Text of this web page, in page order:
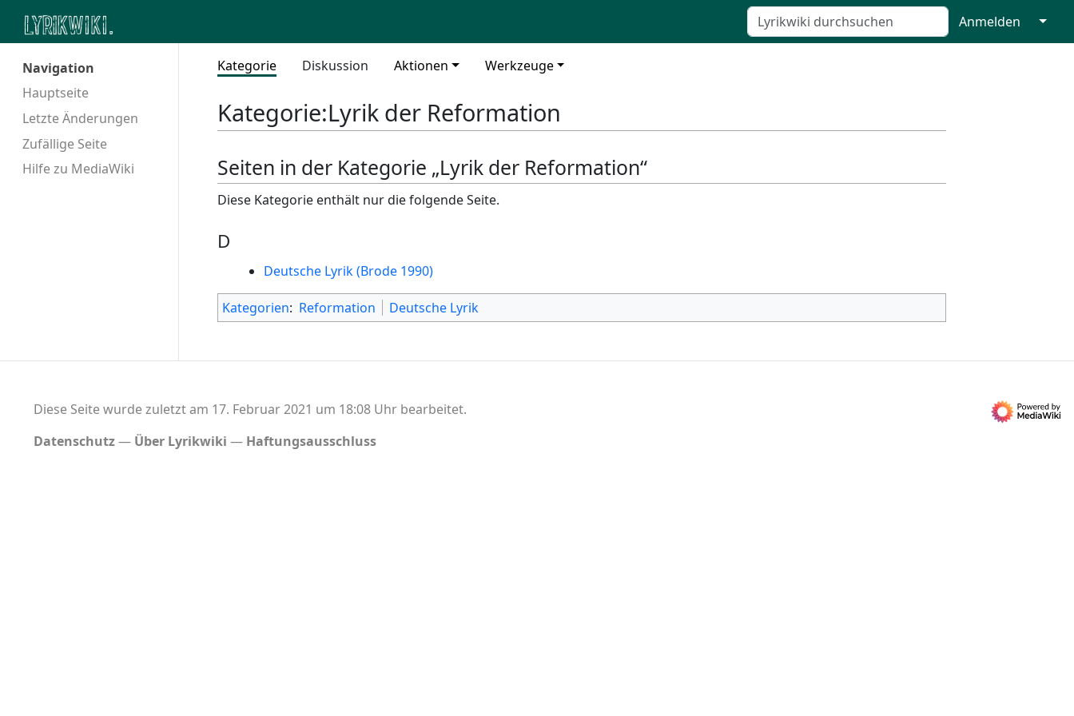
Anmelden ↓
Navigation
Hauptseite
Letzte Änderungen
Zufällige Seite
Hilfe zu MediaWiki
Kategorie Diskussion Aktionen Werkzeuge
Kategorie:Lyrik der Reformation
Seiten in der Kategorie „Lyrik der Reformation“
Diese Kategorie enthält nur die folgende Seite.
D
Deutsche Lyrik (Brode 1990)
Kategorien: Reformation Deutsche Lyrik
Diese Seite wurde zuletzt am 17. Februar 2021 um 18:08 Uhr bearbeitet.
Datenschutz
Über Lyrikwiki Haftungsausschluss